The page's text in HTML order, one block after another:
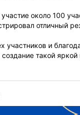
участие около 100
отличный
участников и
создание такой